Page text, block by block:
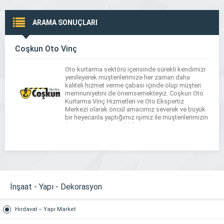
ARAMA SONUÇLARI
Coşkun Oto Vinç
Oto kurtarma sektörü içerisinde sürekli kendimizi
yenileyerek müşterilerimize her zaman daha
kaliteli hizmet verme çabası içinde olup müşteri
memnuniyetini de önemsemekteyiz. Coşkun Oto
Kurtarma Vinç Hizmetleri ve Oto Ekspertiz
Merkezi olarak öncül amacımız severek ve büyük
bir heyecanla yaptığımız işimiz ile müşterilerimizin
ihtiyaçlarına en iyi şekilde cevap verip aynı
İnşaat - Yapı - Dekorasyon
Hırdavat – Yapı Market